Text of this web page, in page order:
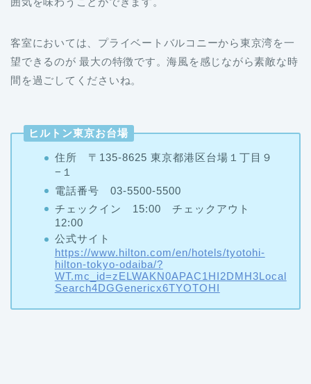
客室においては、プライベートバルコニーから東京湾を一
望できるのが 最大の特徴です。海風を感じながら素敵な時
間を過ごしてくださいね。
ヒルトン東京お台場
住所 〒135-8625 東京都港区台場１丁目９
−１
電話番号 03-5500-5500
チェックイン 15:00 チェックアウト
12:00
公式サイト
https://www.hilton.com/en/hotels/tyotohi-
hilton-tokyo-odaiba/?
WT.mc_id=zELWAKN0APAC1HI2DMH3Local
Search4DGGenericx6TYOTOHI